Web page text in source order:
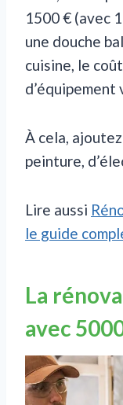
1500 € (avec
une douche
cuisine, le
d’équipement
À cela,
peinture,
Lire aussi
le guide
La
avec